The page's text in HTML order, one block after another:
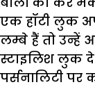
एक हॉटी लुक
लम्बे हैं तो उन्हें
स्टाइलिश लुक
पर्सनालिटी